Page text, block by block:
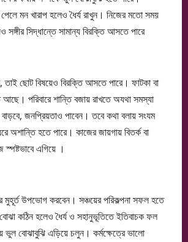
মন খারাপ হলেও ধৈর্য রাখুন। নিজের মতো সময়
সঙ্গীর সিদ্ধান্তে সামান্য বিরক্তি আসতে পারে
ছোট বিষয়েও বিরক্তি আসতে পারে। ফাটকা বা
পরিবারে শান্তি বজায় রাখতে অযথা সমস্যা
জনপ্রিয়তাও পাবেন। তবে কথা বলায় সংযম
হতে পারে। কাজের জায়গায় বিতর্ক বা
এগিয়ে ।
উপভোগ করবেন। সঞ্চয়ের পরিকল্পনা সফল হতে
কঠিন হলেও ধৈর্য ও সহানুভূতিতে ইতিবাচক ফল
ভুল বোঝাবুঝি এড়িয়ে চলুন। কর্মক্ষেত্রে ভালো